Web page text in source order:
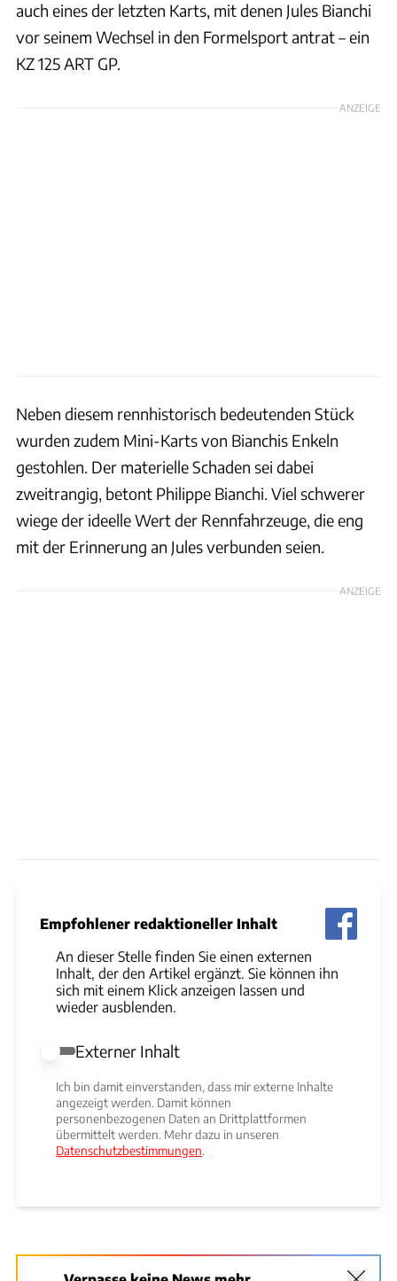
auch eines der letzten Karts, mit denen Jules Bianchi
vor seinem Wechsel in den Formelsport antrat – ein
KZ 125 ART GP.
ANZEIGE
Neben diesem rennhistorisch bedeutenden Stück
wurden zudem Mini-Karts von Bianchis Enkeln
gestohlen. Der materielle Schaden sei dabei
zweitrangig, betont Philippe Bianchi. Viel schwerer
wiege der ideelle Wert der Rennfahrzeuge, die eng
mit der Erinnerung an Jules verbunden seien.
ANZEIGE
Empfohlener redaktioneller Inhalt
An dieser Stelle finden Sie einen externen
Inhalt, der den Artikel ergänzt. Sie können ihn
sich mit einem Klick anzeigen lassen und
wieder ausblenden.
Externer Inhalt erlauben
Externer Inhalt
Ich bin damit einverstanden, dass mir externe Inhalte
angezeigt werden. Damit können
personenbezogenen Daten an Drittplattformen
übermittelt werden. Mehr dazu in unseren
Datenschutzbestimmungen.